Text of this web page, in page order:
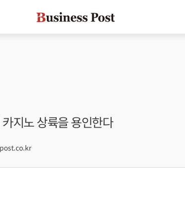
지노 상륙을 용인한다